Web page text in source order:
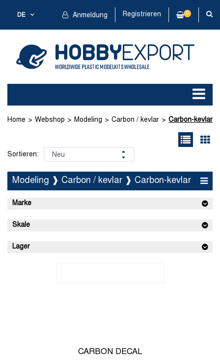
DE Anmeldung Registrieren 0
Home Webshop Modeling Carbon / kevlar Carbon-kevlar
Sortieren:
Modeling ❱ Carbon / kevlar ❱ Carbon-kevlar
Marke
Skale
Lager
CARBON DECAL